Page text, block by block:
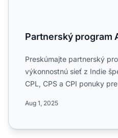
Partnerský program
Preskúmajte partnerský
výkonnostnú sieť z Indie
CPL, CPS a CPI ponuky
Aug 1, 2025